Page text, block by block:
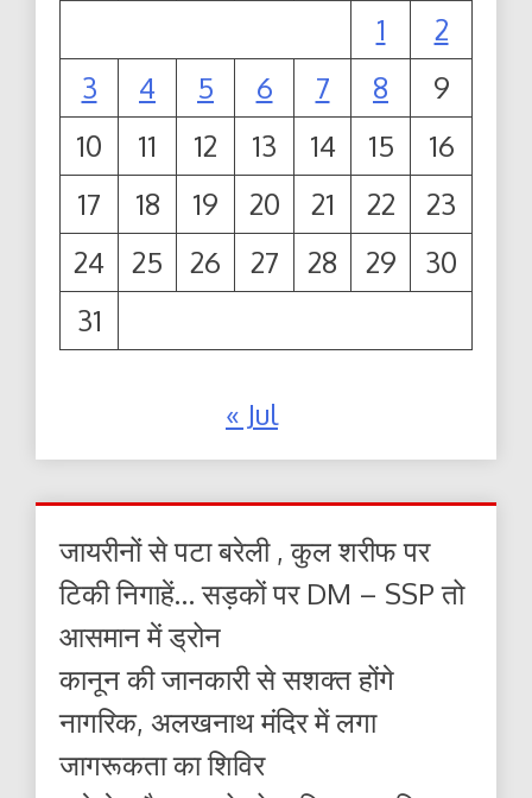
1
2
3
4 5 6 7 8
9
10
11 12 13 14 15
16
17
18 19 20 21 22
23
24
25 26 27 28 29
30
31
« Jul
जायरीनों से पटा बरेली , कुल शरीफ पर
टिकी निगाहें… सड़कों पर DM – SSP तो
आसमान में ड्रोन
कानून की जानकारी से सशक्त होंगे
नागरिक, अलखनाथ मंदिर में लगा
जागरूकता का शिविर